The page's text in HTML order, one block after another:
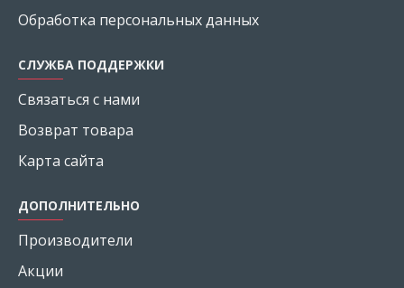
Обработка персональных данных
СЛУЖБА ПОДДЕРЖКИ
Связаться с нами
Возврат товара
Карта сайта
ДОПОЛНИТЕЛЬНО
Производители
Акции